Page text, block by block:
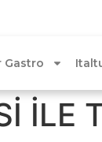
Gastro
İLE